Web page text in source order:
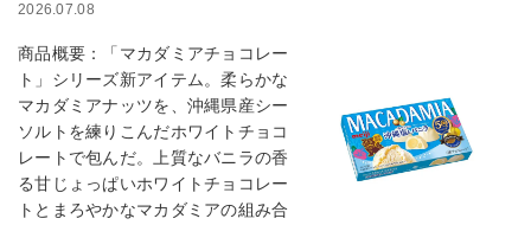
2026.07.08
商品概要：「マカダミアチョコレー
ト」シリーズ新アイテム。柔らかな
マカダミアナッツを、沖縄県産シー
ソルトを練りこんだホワイトチョコ
レートで包んだ。上質なバニラの香
る甘じょっぱいホワイトチョコレー
トとまろやかなマカダミアの組み合